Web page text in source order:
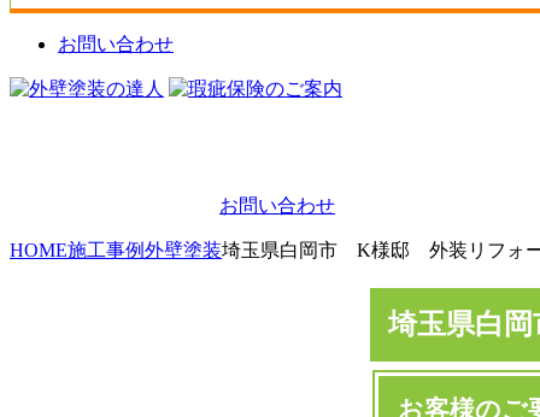
お問い合わせ
お問い合わせ
HOME施工事例外壁塗装埼玉県白岡市 K様邸 外装リフォ
埼玉県白
お客様のご